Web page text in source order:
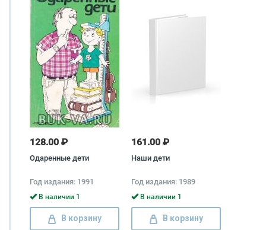
128.00 ₽
Одаренные дети
Год издания: 1991
В наличии 1
В корзину
161.00 ₽
Наши дети
Год издания: 1989
В наличии 1
В корзину